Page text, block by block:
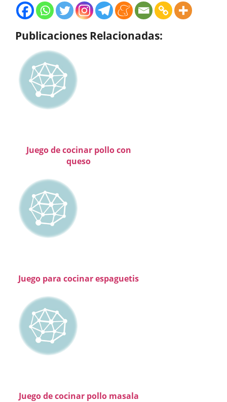
Publicaciones Relacionadas:
Juego de cocinar pollo con
queso
Juego para cocinar espaguetis
Juego de cocinar pollo masala